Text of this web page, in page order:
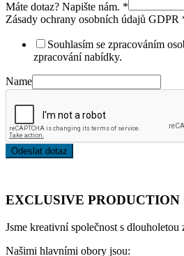
Máte dotaz? Napište nám. *
Zásady ochrany osobních údajů GDPR
Souhlasím se zpracováním
zpracování nabídky.
Name
Odeslat dotaz
EXCLUSIVE PRODUCTION
Jsme kreativní společnost s dlouholetou
Našimi hlavními obory jsou: